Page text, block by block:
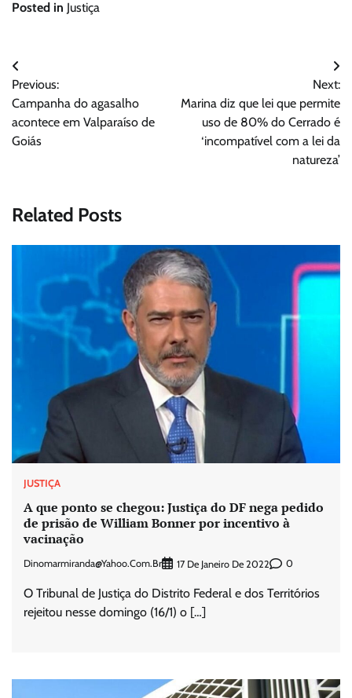
Posted in Justiça
Navegação
de
Post
Previous:
Campanha do agasalho
acontece em Valparaíso de
Goiás
Next:
Marina diz que lei que permite
uso de 80% do Cerrado é
‘incompatível com a lei da
natureza’
Related Posts
JUSTIÇA
A que ponto se chegou: Justiça do DF nega pedido
de prisão de William Bonner por incentivo à
vacinação
Dinomarmiranda@yahoo.com.br 17 De Janeiro De 2022 0
O Tribunal de Justiça do Distrito Federal e dos Territórios
rejeitou nesse domingo (16/1) o […]